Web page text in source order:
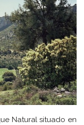
Natural situado en